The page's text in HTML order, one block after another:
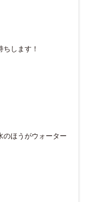
します！
のほうがウォーター